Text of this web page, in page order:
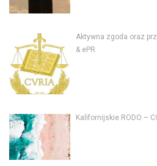
Aktywna zgoda oraz
& ePR
Kalifornijskie RODO –